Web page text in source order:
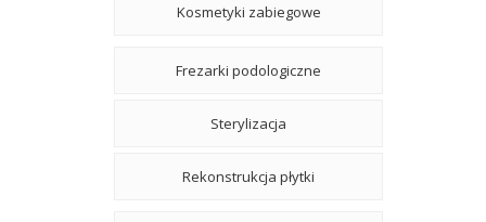
Kosmetyki zabiegowe
Frezarki podologiczne
Sterylizacja
Rekonstrukcja płytki